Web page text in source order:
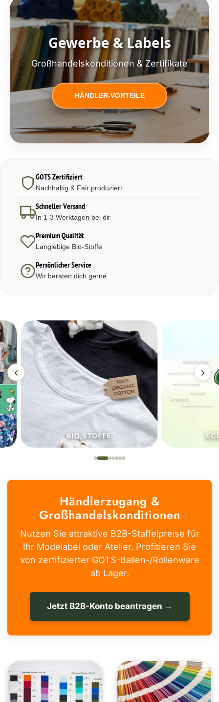
Gewerbe & Labels
Großhandelskonditionen & Zertifikate
HÄNDLER-VORTEILE
GOTS Zertifiziert
Nachhaltig & Fair produziert
Schneller Versand
In 1-3 Werktagen bei dir
Premium Qualität
Langlebige Bio-Stoffe
Persönlicher Service
Wir beraten dich gerne
‹
BIO.STOFFE
›
Händlerzugang &
Großhandelskonditionen
Nutzen Sie attraktive B2B-Staffelpreise für
Ihr Modelabel oder Atelier. Profitieren Sie
von zertifizierter GOTS-Ballen-/Rollenware
ab Lager.
Jetzt B2B-Konto beantragen →